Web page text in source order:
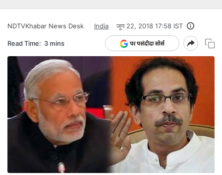
NDTVKhabar News Desk India जून 22, 2018 17:58 IST
Read Time: 3 mins